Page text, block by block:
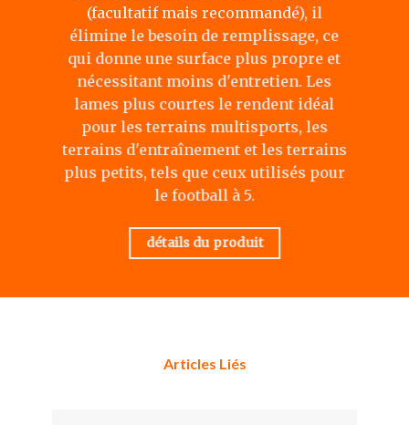
(facultatif mais recommandé), il
élimine le besoin de remplissage, ce
qui donne une surface plus propre et
nécessitant moins d'entretien. Les
lames plus courtes le rendent idéal
pour les terrains multisports, les
terrains d'entraînement et les terrains
plus petits, tels que ceux utilisés pour
le football à 5.
détails du produit
Articles Liés